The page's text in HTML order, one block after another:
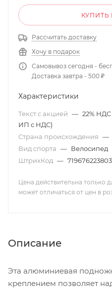
КУПИТЬ
Рассчитать доставку
Хочу в подарок
Самовывоз сегодня -
Доставка завтра - 500 ₽
Характеристики
Текст с акцией — 22%
ИП с НДС)
Страна происхождения —
Вид спорта — Велосипед
ШтрихКод — 719676223803
Цена действительна только
может отличаться от цен в
Описание
Эта алюминиевая
креплением позволяет